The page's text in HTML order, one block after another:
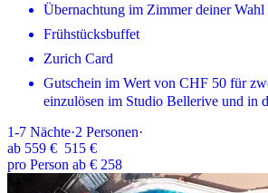
Übernachtung im Zimmer deiner Wahl
Frühstücksbuffet
Zurich Card
Gutschein im Wert von CHF 50 für
einzulösen im Studio Bellerive und in
1-7 Nächte·2 Personen·
ab 559 € 515 €
pro Person ab € 258